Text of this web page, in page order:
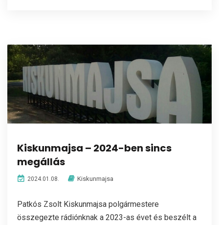
Kiskunmajsa – 2024-ben sincs
megállás
2024.01.08. Kiskunmajsa
Patkós Zsolt Kiskunmajsa polgármestere
összegezte rádiónknak a 2023-as évet és beszélt a